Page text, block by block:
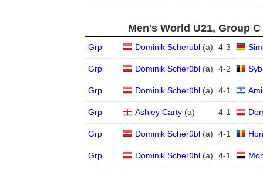
Men's World U21, Group
Grp Dominik Scherübl(a) 4-3
Grp Dominik Scherübl(a) 4-2
Grp Dominik Scherübl(a) 4-1
Grp Ashley Carty(a) 4-1
Grp Dominik Scherübl(a) 4-1
Grp Dominik Scherübl(a) 4-1